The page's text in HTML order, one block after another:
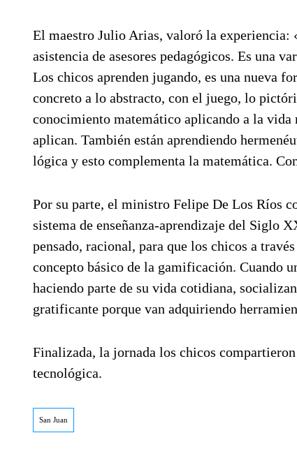
El maestro Julio Arias, valoró la experiencia:
asistencia de asesores pedagógicos. Es una
Los chicos aprenden jugando, es una nueva
concreto a lo abstracto, con el juego, lo
conocimiento matemático aplicando a la
aplican. También están aprendiendo
lógica y esto complementa la matemática.
Por su parte, el ministro Felipe De Los Ríos
sistema de enseñanza-aprendizaje del Siglo
pensado, racional, para que los chicos a
concepto básico de la gamificación. Cuando
haciendo parte de su vida cotidiana,
gratificante porque van adquiriendo
Finalizada, la jornada los chicos
tecnológica.
San Juan